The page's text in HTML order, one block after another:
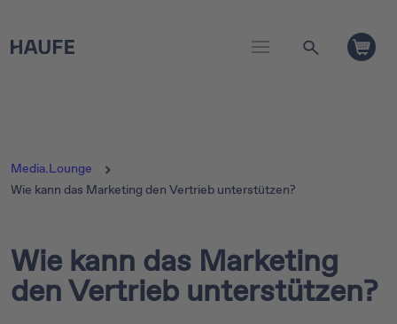
Media.Lounge
Wie kann das Marketing den Vertrieb unterstützen?
Wie kann das Marketing
den Vertrieb unterstützen?